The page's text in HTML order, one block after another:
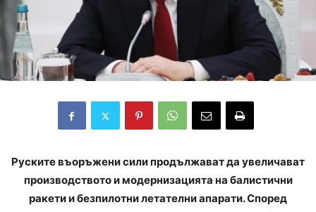
Руските въоръжени сили продължават да увеличават
производството и модернизацията на балистични
ракети и безпилотни летателни апарати. Според